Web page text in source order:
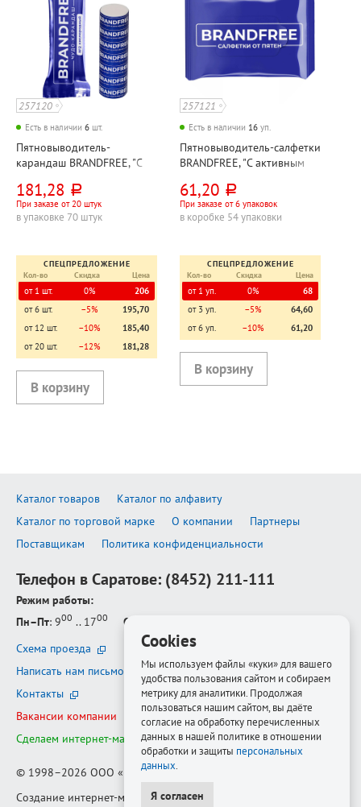
257120
Есть в наличии 6 шт.
Пятновыводитель-
карандаш BRANDFREE, "С
пакет
181,28 руб.
При заказе от 20 штук
в упаковке 70 штук
СПЕЦПРЕДЛОЖЕНИЕ
Кол-во
Скидка Цена
от 1 шт. 0%
206
от 6 шт.
−5%
195,70
от 12 шт.
−10%
185,40
от 20 шт.
−12% 181,28
257121
Есть в наличии 16 уп.
Пятновыводитель-салфетки
BRANDFREE, "С активным
61,20 руб.
При заказе от 6 упаковок
в коробке 54 упаковки
СПЕЦПРЕДЛОЖЕНИЕ
Кол-во
Скидка Цена
от 1 уп. 0%
68
от 3 уп.
−5%
64,60
от 6 уп.
−10% 61,20
Каталог товаров
Каталог по алфавиту
Каталог по торговой марке
О компании
Партнеры
Поставщикам
Политика конфиденциальности
Телефон в Саратове: (8452) 211-111
Режим работы:
Пн–Пт: 900 .. 1700 Сб–Вс
Схема проезда
Написать нам письмо
Контакты
Вакансии компании
Сделаем интернет-магазин ещё лучше
© 1998–2026 ООО «Белфорт-РМ»
Создание интернет-магазина—Медиапродукт
Cookies
Мы используем файлы «куки» для вашего
удобства пользования сайтом и собираем
метрику для аналитики. Продолжая
пользоваться нашим сайтом, вы даёте
согласие на обработку перечисленных
данных в нашей политике в отношении
обработки и защиты персональных
данных
Я согласен